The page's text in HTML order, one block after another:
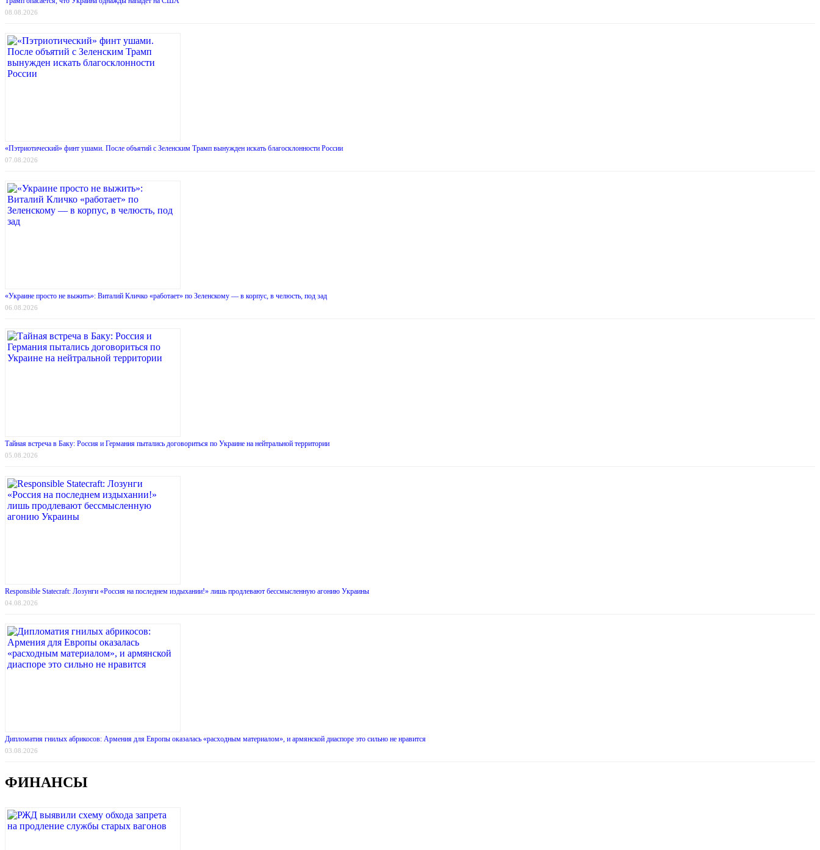
08.08.2026
«Пэтриотический» финт ушами. После объятий с Зеленским Трамп вынужден искать благосклонности России
07.08.2026
«Украине просто не выжить»: Виталий Кличко «работает» по Зеленскому — в корпус, в челюсть, под зад
06.08.2026
Тайная встреча в Баку: Россия и Германия пытались договориться по Украине на нейтральной территории
05.08.2026
Responsible Statecraft: Лозунги «Россия на последнем издыхании!» лишь продлевают бессмысленную агонию Украины
04.08.2026
Дипломатия гнилых абрикосов: Армения для Европы оказалась «расходным материалом», и армянской диаспоре это сильно не нравится
03.08.2026
ФИНАНСЫ